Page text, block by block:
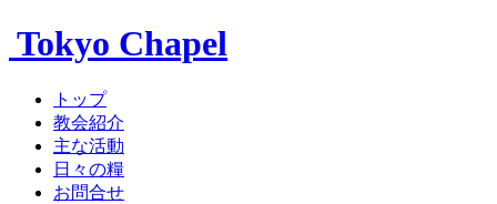
Tokyo Chapel
トップ
教会紹介
主な活動
日々の糧
お問合せ